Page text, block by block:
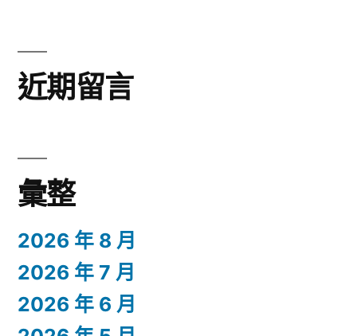
近期留言
彙整
2026 年 8 月
2026 年 7 月
2026 年 6 月